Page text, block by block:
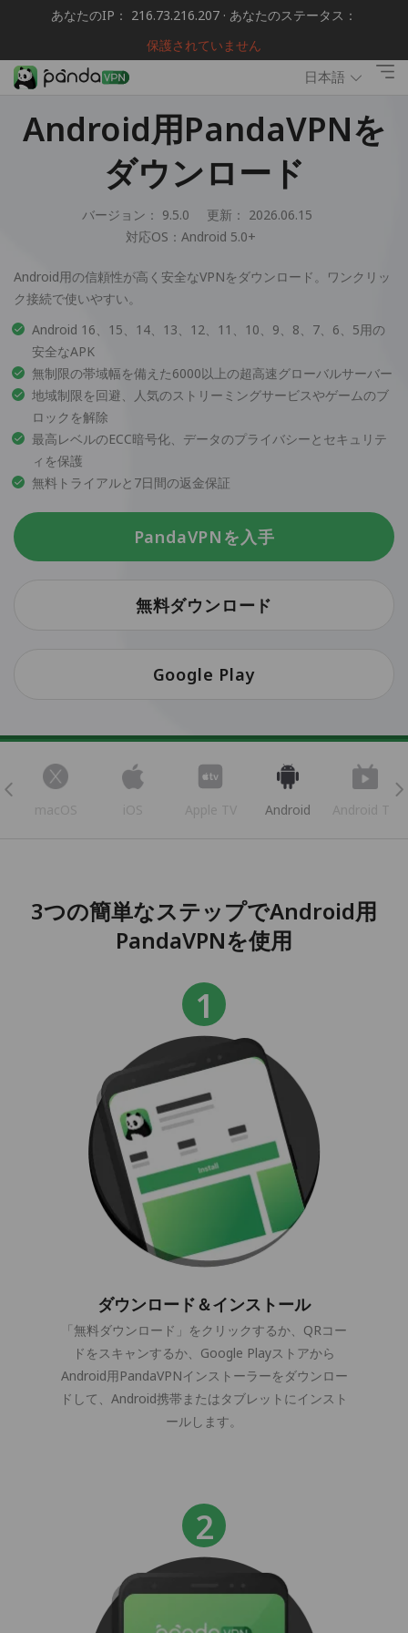
あなたのIP： 216.73.216.207 · あなたのステータス：
保護されていません
日本語
Android用PandaVPNを
ダウンロード
バージョン： 9.5.0
更新： 2026.06.15
対応OS： Android 5.0+
Android用の信頼性が高く安全なVPNをダウンロード。ワンクリッ
ク接続で使いやすい。
Android 16、15、14、13、12、11、10、9、8、7、6、5用の
安全なAPK
無制限の帯域幅を備えた6000以上の超高速グローバルサーバー
地域制限を回避、人気のストリーミングサービスやゲームのブ
ロックを解除
最高レベルのECC暗号化、データのプライバシーとセキュリテ
ィを保護
無料トライアルと7日間の返金保証
PandaVPNを入手
無料ダウンロード
Google Play
macOS iOS Apple TV Android Android TV
3つの簡単なステップでAndroid用
PandaVPNを使用
ダウンロード＆インストール
「無料ダウンロード」をクリックするか、QRコー
ドをスキャンするか、Google Playストアから
Android用PandaVPNインストーラーをダウンロー
ドして、Android携帯またはタブレットにインスト
ールします。